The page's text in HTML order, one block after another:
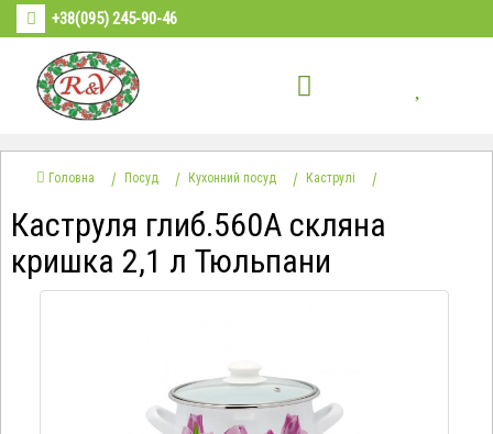
+38(095) 245-90-46
Головна Посуд Кухонний посуд Каструлі
Каструля глиб.560А скляна
кришка 2,1 л Тюльпани